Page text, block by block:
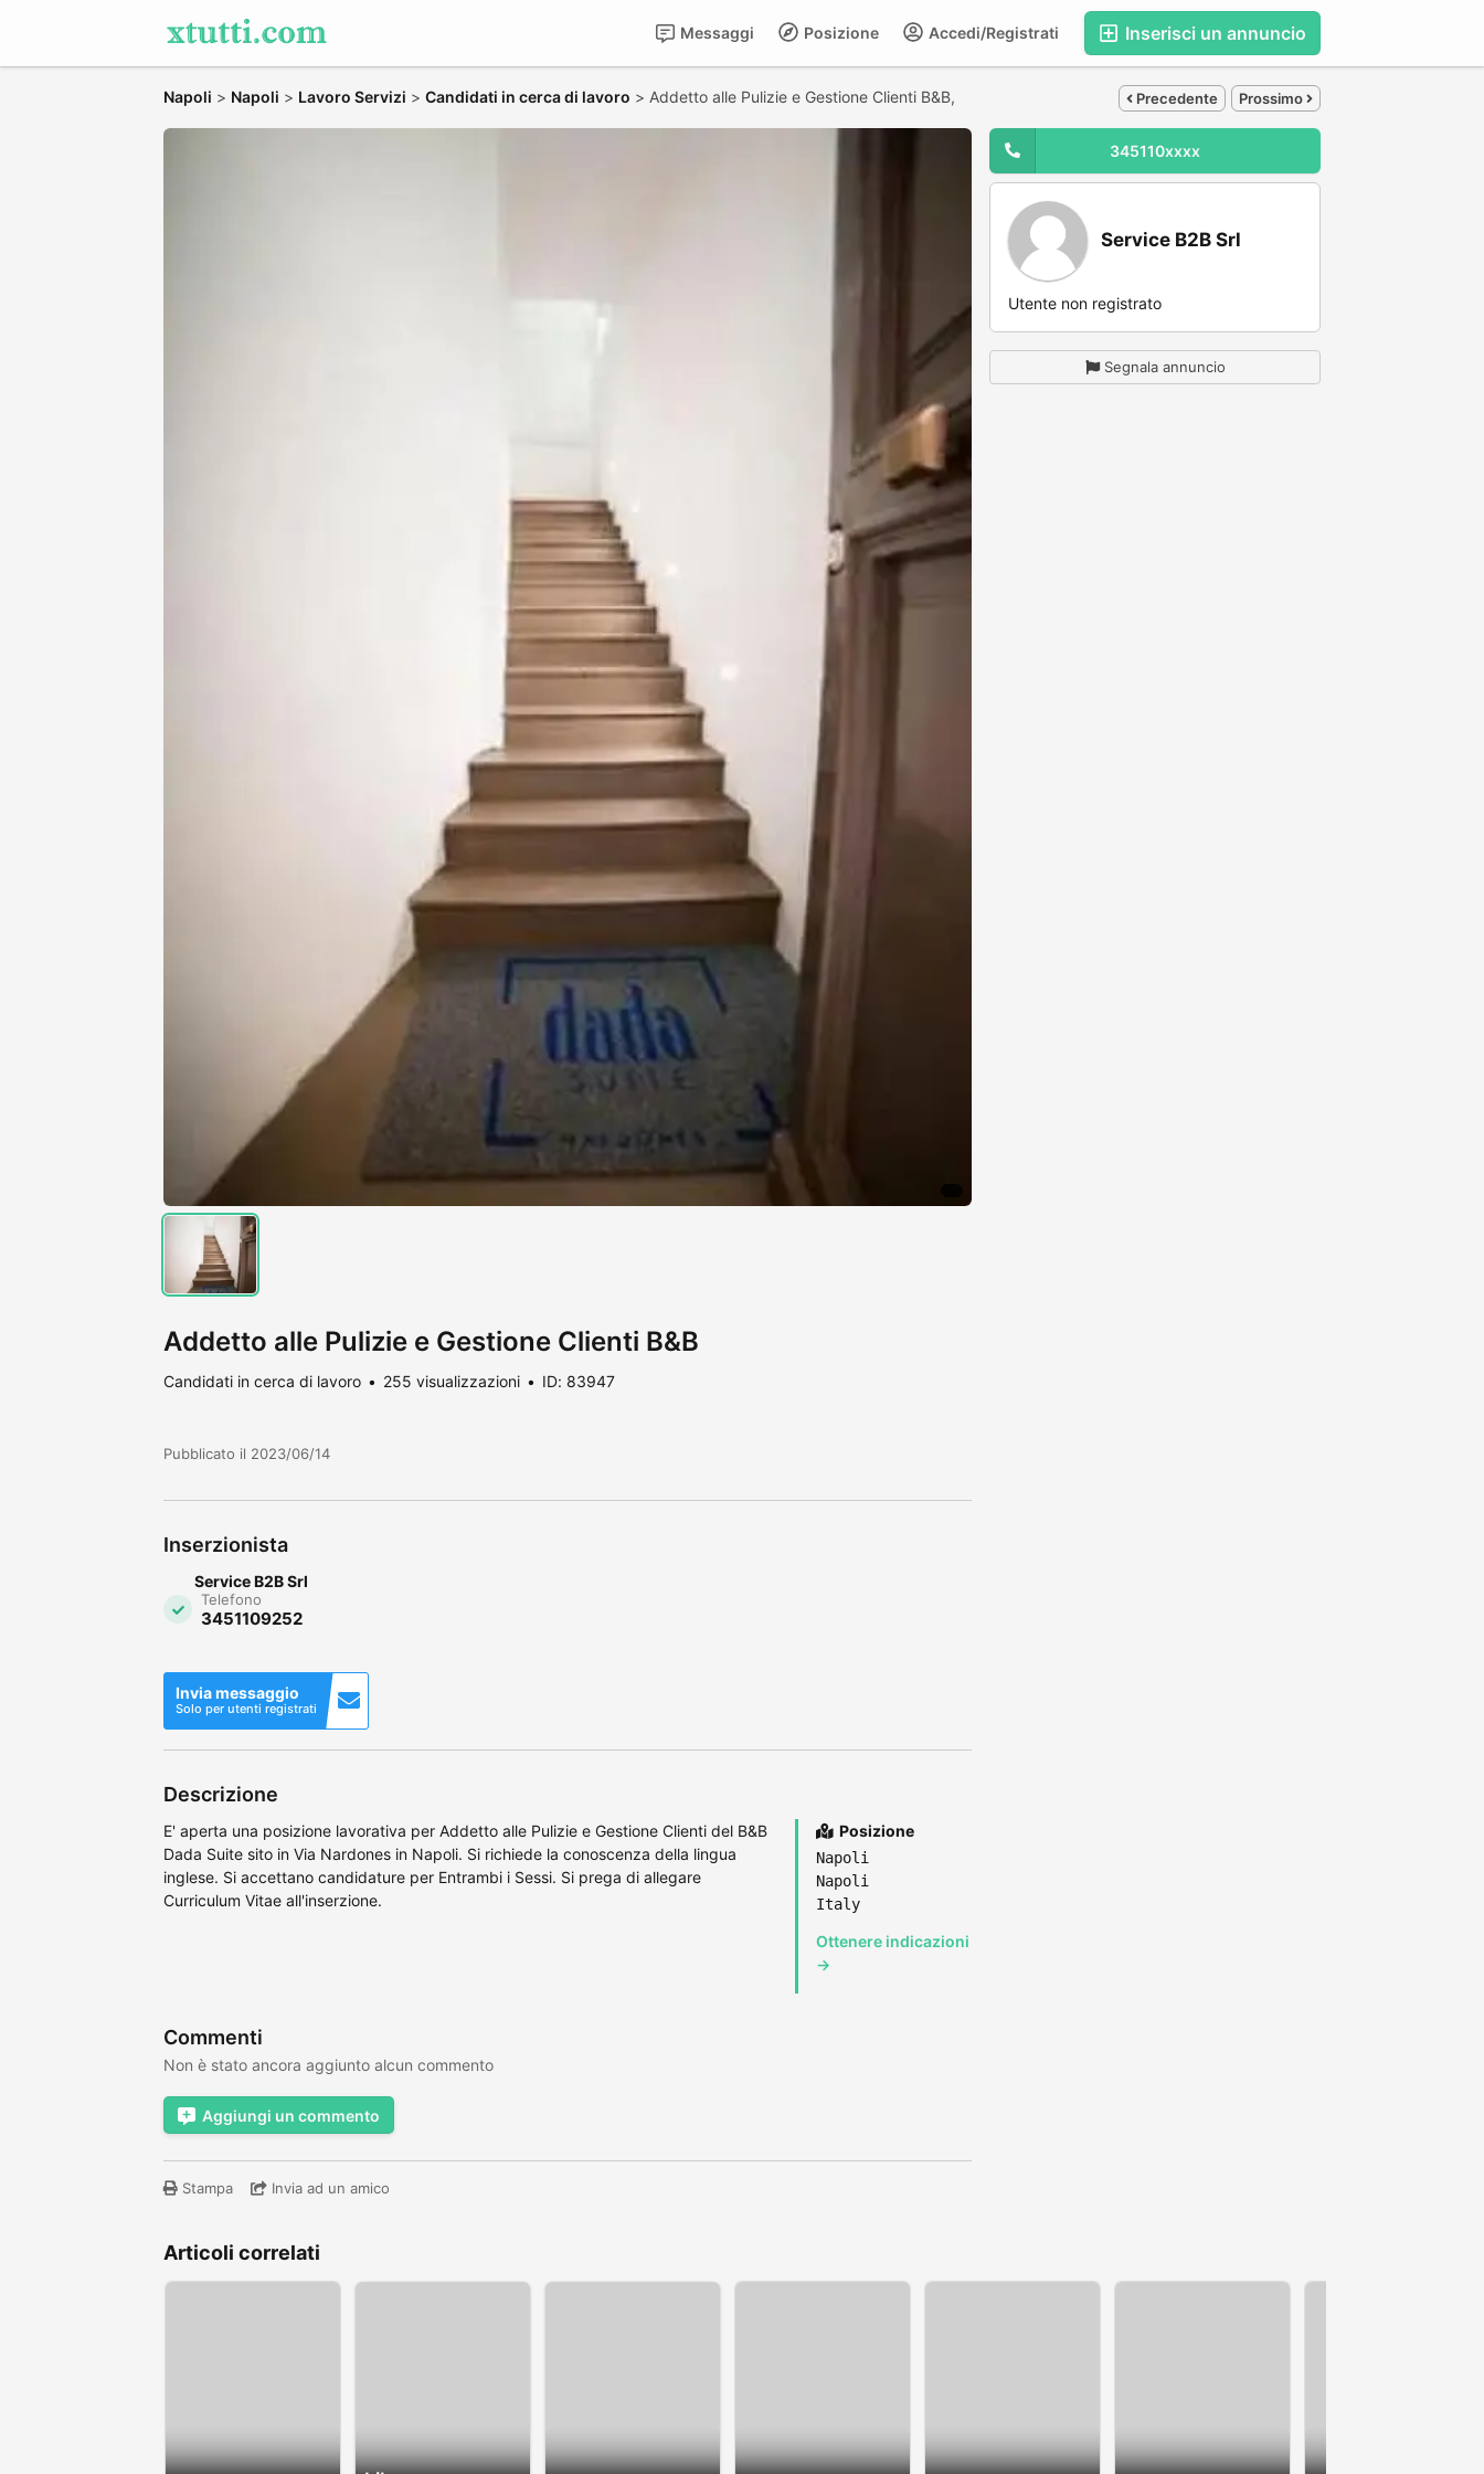
Inserisci un annuncio
Accedi/Registrati
Posizione
Messaggi
Napoli > Napoli > Lavoro Servizi > Candidati in cerca di lavoro > Addetto alle Pulizie e Gestione Clienti B&B, Precedente Prossimo
Addetto alle Pulizie e Gestione Clienti B&B
Candidati in cerca di lavoro 255 visualizzazioni ID: 83947
Pubblicato il 2023/06/14
Inserzionista
Service B2B Srl
Telefono
3451109252
Invia messaggio
Solo per utenti registrati
Descrizione
E' aperta una posizione lavorativa per Addetto alle Pulizie e Gestione Clienti del B&B
Dada Suite sito in Via Nardones in Napoli. Si richiede la conoscenza della lingua
inglese. Si accettano candidature per Entrambi i Sessi. Si prega di allegare
Curriculum Vitae all'inserzione.
Posizione
Napoli
Napoli
Italy
Ottenere indicazioni
→
Commenti
Non è stato ancora aggiunto alcun commento
Aggiungi un commento
Stampa Invia ad un amico
345110xxxx
Service B2B Srl
Utente non registrato
Segnala annuncio
Articoli correlati